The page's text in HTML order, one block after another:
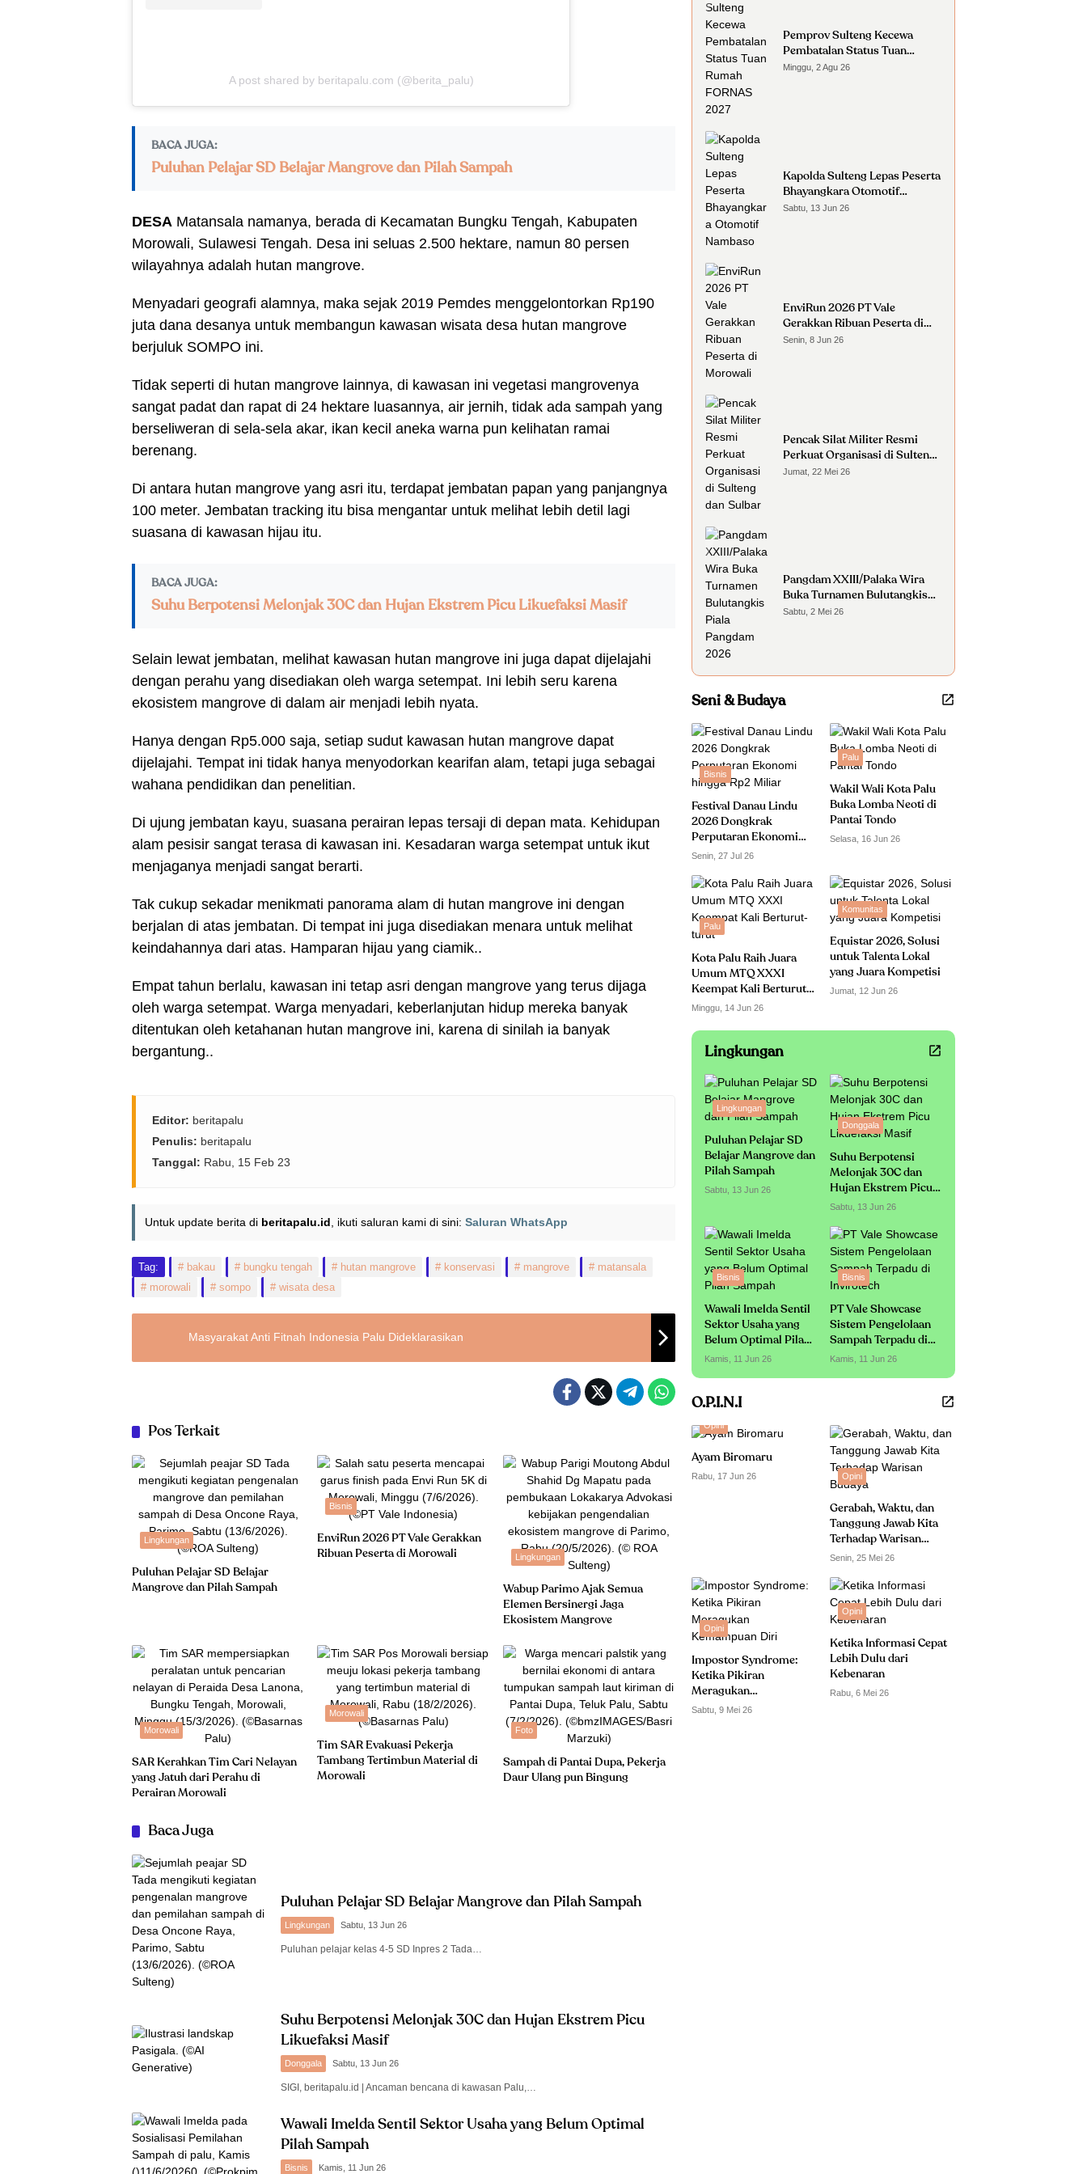
A post shared by beritapalu.com (@berita_palu)
BACA JUGA:
Puluhan Pelajar SD Belajar Mangrove dan Pilah Sampah
DESA Matansala namanya, berada di Kecamatan Bungku Tengah, Kabupaten
Morowali, Sulawesi Tengah. Desa ini seluas 2.500 hektare, namun 80 persen
wilayahnya adalah hutan mangrove.
Menyadari geografi alamnya, maka sejak 2019 Pemdes menggelontorkan Rp190
juta dana desanya untuk membangun kawasan wisata desa hutan mangrove
berjuluk SOMPO ini.
Tidak seperti di hutan mangrove lainnya, di kawasan ini vegetasi mangrovenya
sangat padat dan rapat di 24 hektare luasannya, air jernih, tidak ada sampah yang
berseliweran di sela-sela akar, ikan kecil aneka warna pun kelihatan ramai
berenang.
Di antara hutan mangrove yang asri itu, terdapat jembatan papan yang panjangnya
100 meter. Jembatan tracking itu bisa mengantar untuk melihat lebih detil lagi
suasana di kawasan hijau itu.
BACA JUGA:
Suhu Berpotensi Melonjak 30C dan Hujan Ekstrem Picu Likuefaksi Masif
Selain lewat jembatan, melihat kawasan hutan mangrove ini juga dapat dijelajahi
dengan perahu yang disediakan oleh warga setempat. Ini lebih seru karena
ekosistem mangrove di dalam air menjadi lebih nyata.
Hanya dengan Rp5.000 saja, setiap sudut kawasan hutan mangrove dapat
dijelajahi. Tempat ini tidak hanya menyodorkan kearifan alam, tetapi juga sebagai
wahana pendidikan dan penelitian.
Di ujung jembatan kayu, suasana perairan lepas tersaji di depan mata. Kehidupan
alam pesisir sangat terasa di kawasan ini. Kesadaran warga setempat untuk ikut
menjaganya menjadi sangat berarti.
Tak cukup sekadar menikmati panorama alam di hutan mangrove ini dengan
berjalan di atas jembatan. Di tempat ini juga disediakan menara untuk melihat
keindahannya dari atas. Hamparan hijau yang ciamik..
Empat tahun berlalu, kawasan ini tetap asri dengan mangrove yang terus dijaga
oleh warga setempat. Warga menyadari, keberlanjutan hidup mereka banyak
ditentukan oleh ketahanan hutan mangrove ini, karena di sinilah ia banyak
bergantung..
Editor: beritapalu
Penulis: beritapalu
Tanggal: Rabu, 15 Feb 23
Untuk update berita di beritapalu.id , ikuti saluran kami di sini: Saluran WhatsApp
Tag: bakau bungku tengah hutan mangrove konservasi mangrove
matansala
morowali
sompo wisata desa
Masyarakat Anti Fitnah Indonesia Palu Dideklarasikan
Pos Terkait
Lingkungan
Puluhan Pelajar SD Belajar
Mangrove dan Pilah Sampah
Bisnis
EnviRun 2026 PT Vale Gerakkan
Ribuan Peserta di Morowali
Lingkungan
Wabup Parimo Ajak Semua
Elemen Bersinergi Jaga
Ekosistem Mangrove
Morowali
SAR Kerahkan Tim Cari Nelayan
yang Jatuh dari Perahu di
Perairan Morowali
Morowali
Tim SAR Evakuasi Pekerja
Tambang Tertimbun Material di
Morowali
Foto
Sampah di Pantai Dupa, Pekerja
Daur Ulang pun Bingung
Baca Juga
Puluhan Pelajar SD Belajar Mangrove dan Pilah Sampah
Lingkungan Sabtu, 13 Jun 26
Puluhan pelajar kelas 4-5 SD Inpres 2 Tada…
Suhu Berpotensi Melonjak 30C dan Hujan Ekstrem Picu
Likuefaksi Masif
Donggala Sabtu, 13 Jun 26
SIGI, beritapalu.id | Ancaman bencana di kawasan Palu,…
Wawali Imelda Sentil Sektor Usaha yang Belum Optimal
Pilah Sampah
Bisnis Kamis, 11 Jun 26
Pemprov Sulteng Kecewa
Pembatalan Status Tuan
Rumah FORNAS 2027
Minggu, 2 Agu 26
Kapolda Sulteng Lepas Peserta
Bhayangkara Otomotif
Nambaso
Sabtu, 13 Jun 26
EnviRun 2026 PT Vale
Gerakkan Ribuan Peserta di
Morowali
Senin, 8 Jun 26
Pencak Silat Militer Resmi
Perkuat Organisasi di Sulteng
dan Sulbar
Jumat, 22 Mei 26
Pangdam XXIII/Palaka Wira
Buka Turnamen Bulutangkis
Piala Pangdam 2026
Sabtu, 2 Mei 26
Seni & Budaya
Bisnis
Festival Danau Lindu
2026 Dongkrak
Perputaran Ekonomi
hingga Rp2 Miliar
Senin, 27 Jul 26
Palu
Wakil Wali Kota Palu
Buka Lomba Neoti di
Pantai Tondo
Selasa, 16 Jun 26
Palu
Kota Palu Raih Juara
Umum MTQ XXXI
Keempat Kali Berturut-
turut
Minggu, 14 Jun 26
Komunitas
Equistar 2026, Solusi
untuk Talenta Lokal
yang Juara Kompetisi
Jumat, 12 Jun 26
Lingkungan
Lingkungan
Puluhan Pelajar SD
Belajar Mangrove dan
Pilah Sampah
Sabtu, 13 Jun 26
Donggala
Suhu Berpotensi
Melonjak 30C dan
Hujan Ekstrem Picu
Likuefaksi Masif
Sabtu, 13 Jun 26
Bisnis
Wawali Imelda Sentil
Sektor Usaha yang
Belum Optimal Pilah
Sampah
Kamis, 11 Jun 26
Bisnis
PT Vale Showcase
Sistem Pengelolaan
Sampah Terpadu di
Invirotech
Kamis, 11 Jun 26
O.P.I.N.I
Opini
Ayam Biromaru
Rabu, 17 Jun 26 Opini
Gerabah, Waktu, dan
Tanggung Jawab Kita
Terhadap Warisan
Budaya
Senin, 25 Mei 26
Opini
Impostor Syndrome:
Ketika Pikiran
Meragukan
Kemampuan Diri
Sabtu, 9 Mei 26
Opini
Ketika Informasi Cepat
Lebih Dulu dari
Kebenaran
Rabu, 6 Mei 26